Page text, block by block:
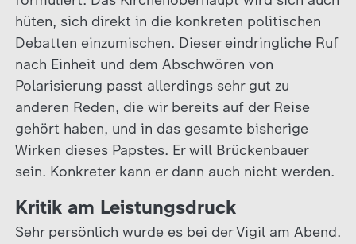
hüten, sich direkt in die konkreten politischen
Debatten einzumischen. Dieser eindringliche Ruf
nach Einheit und dem Abschwören von
Polarisierung passt allerdings sehr gut zu
anderen Reden, die wir bereits auf der Reise
gehört haben, und in das gesamte bisherige
Wirken dieses Papstes. Er will Brückenbauer
sein. Konkreter kann er dann auch nicht werden.
Kritik am Leistungsdruck
Sehr persönlich wurde es bei der Vigil am Abend.